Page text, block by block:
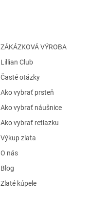
ZÁKÁZKOVÁ VÝROBA
Lillian Club
Časté otázky
Ako vybrať prsteň
Ako vybrať náušnice
Ako vybrať retiazku
Výkup zlata
O nás
Blog
Zlaté kúpele